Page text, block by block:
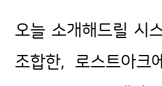
오늘 소개해드릴 시
조합한, 로스트아